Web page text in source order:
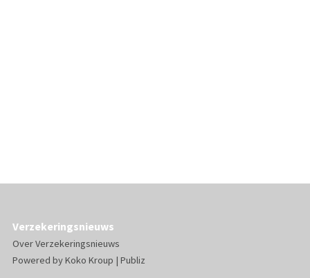
Verzekeringsnieuws
Over Verzekeringsnieuws
Powered byKoko Kroup | Publiz